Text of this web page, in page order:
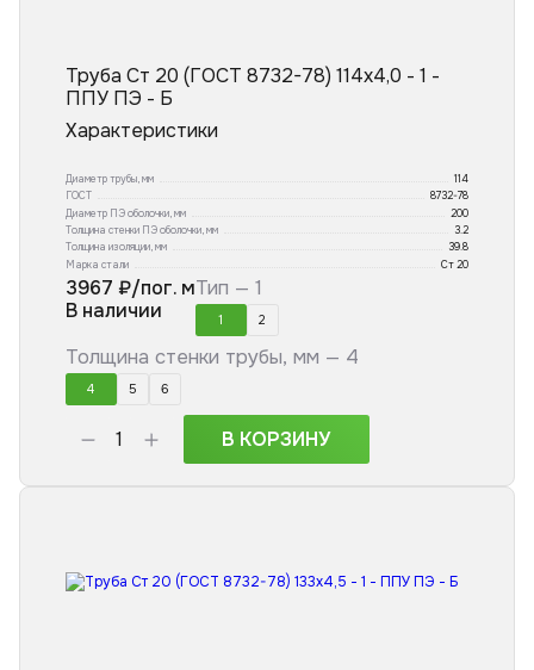
Труба Ст 20 (ГОСТ 8732-78) 114x4,0 - 1 -
ППУ ПЭ - Б
Характеристики
Диаметр трубы, мм
114
ГОСТ
8732-78
Диаметр ПЭ оболочки, мм
200
Толщина стенки ПЭ оболочки, мм
3.2
Толщина изоляции, мм
39.8
Марка стали
Ст 20
3967 ₽/пог. м
В наличии
Тип — 1
1 2
Толщина стенки трубы, мм — 4
4 5 6
В КОРЗИНУ